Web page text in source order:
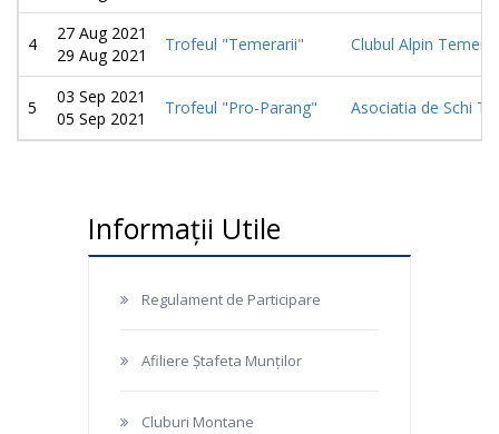
4
27 Aug 2021
29 Aug 2021
Trofeul "Temerarii" Clubul Alpin
5
03 Sep 2021
05 Sep 2021
Trofeul "Pro-Parang" Asociatia de Schi
Informații Utile
Regulament de Participare
Afiliere Ștafeta Munților
Cluburi Montane